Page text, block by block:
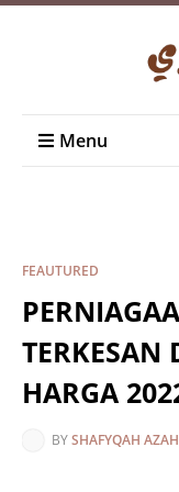
Menu
FEAUTURED
TERKESAN
HARGA
BYSHAFYQAH